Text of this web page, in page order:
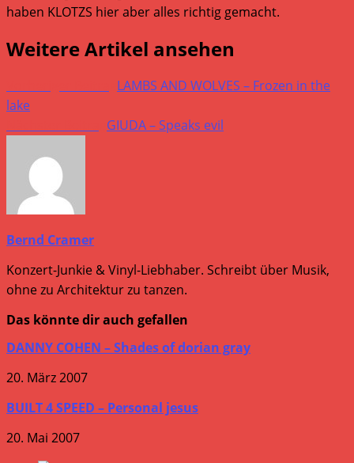
haben KLOTZS hier aber alles richtig gemacht.
Weitere Artikel ansehen
LAMBS AND WOLVES – Frozen in the
lake
GIUDA – Speaks evil
Bernd Cramer
Konzert-Junkie & Vinyl-Liebhaber. Schreibt über Musik,
ohne zu Architektur zu tanzen.
Das könnte dir auch gefallen
DANNY COHEN – Shades of dorian gray
20. März 2007
BUILT 4 SPEED – Personal jesus
20. Mai 2007